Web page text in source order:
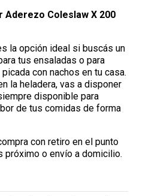
Aderezo Coleslaw X 200
la opción ideal si buscás un
tus ensaladas o para
picada con nachos en tu casa.
la heladera, vas a disponer
disponible para
de tus comidas de forma
con retiro en el punto
próximo o envío a domicilio.